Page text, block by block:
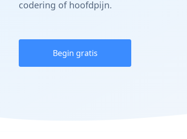
codering of hoofdpijn.
Begin gratis